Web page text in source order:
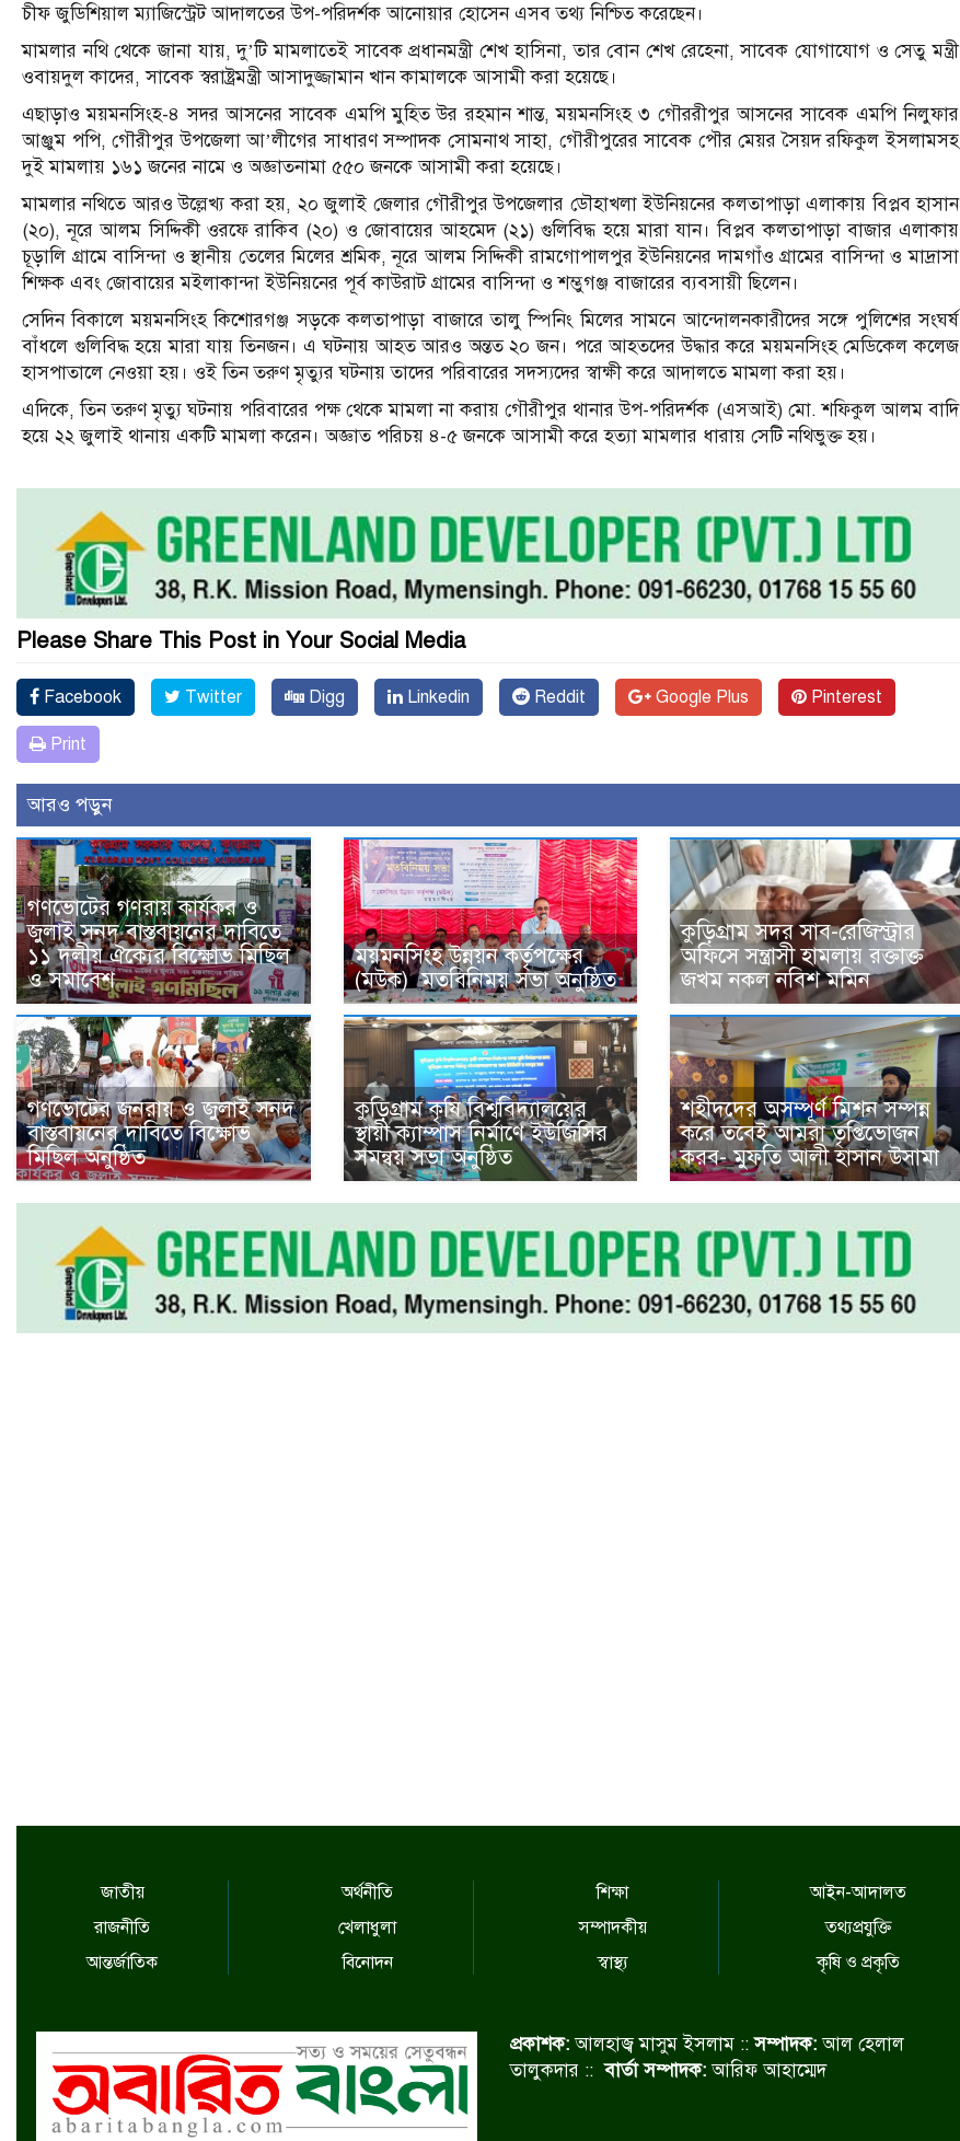
চীফ জুডিশিয়াল ম্যাজিস্ট্রেট আদালতের উপ-পরিদর্শক আনোয়ার হোসেন এসব তথ্য নিশ্চিত করেছেন।
মামলার নথি থেকে জানা যায়, দু’টি মামলাতেই সাবেক প্রধানমন্ত্রী শেখ হাসিনা, তার বোন শেখ রেহেনা, সাবেক যোগাযোগ ও সেতু মন্ত্রী
ওবায়দুল কাদের, সাবেক স্বরাষ্ট্রমন্ত্রী আসাদুজ্জামান খান কামালকে আসামী করা হয়েছে।
এছাড়াও ময়মনসিংহ-৪ সদর আসনের সাবেক এমপি মুহিত উর রহমান শান্ত, ময়মনসিংহ ৩ গৌররীপুর আসনের সাবেক এমপি নিলুফার
আঞ্জুম পপি, গৌরীপুর উপজেলা আ’লীগের সাধারণ সম্পাদক সোমনাথ সাহা, গৌরীপুরের সাবেক পৌর মেয়র সৈয়দ রফিকুল ইসলামসহ
দুই মামলায় ১৬১ জনের নামে ও অজ্ঞাতনামা ৫৫০ জনকে আসামী করা হয়েছে।
মামলার নথিতে আরও উল্লেখ্য করা হয়, ২০ জুলাই জেলার গৌরীপুর উপজেলার ডৌহাখলা ইউনিয়নের কলতাপাড়া এলাকায় বিপ্লব হাসান
(২০), নূরে আলম সিদ্দিকী ওরফে রাকিব (২০) ও জোবায়ের আহমেদ (২১) গুলিবিদ্ধ হয়ে মারা যান। বিপ্লব কলতাপাড়া বাজার এলাকায়
চূড়ালি গ্রামে বাসিন্দা ও স্থানীয় তেলের মিলের শ্রমিক, নূরে আলম সিদ্দিকী রামগোপালপুর ইউনিয়নের দামগাঁও গ্রামের বাসিন্দা ও মাদ্রাসা
শিক্ষক এবং জোবায়ের মইলাকান্দা ইউনিয়নের পূর্ব কাউরাট গ্রামের বাসিন্দা ও শম্ভুগঞ্জ বাজারের ব্যবসায়ী ছিলেন।
সেদিন বিকালে ময়মনসিংহ কিশোরগঞ্জ সড়কে কলতাপাড়া বাজারে তালু স্পিনিং মিলের সামনে আন্দোলনকারীদের সঙ্গে পুলিশের সংঘর্ষ
বাঁধলে গুলিবিদ্ধ হয়ে মারা যায় তিনজন। এ ঘটনায় আহত আরও অন্তত ২০ জন। পরে আহতদের উদ্ধার করে ময়মনসিংহ মেডিকেল কলেজ
হাসপাতালে নেওয়া হয়। ওই তিন তরুণ মৃত্যুর ঘটনায় তাদের পরিবারের সদস্যদের স্বাক্ষী করে আদালতে মামলা করা হয়।
এদিকে, তিন তরুণ মৃত্যু ঘটনায় পরিবারের পক্ষ থেকে মামলা না করায় গৌরীপুর থানার উপ-পরিদর্শক (এসআই) মো. শফিকুল আলম বাদি
হয়ে ২২ জুলাই থানায় একটি মামলা করেন। অজ্ঞাত পরিচয় ৪-৫ জনকে আসামী করে হত্যা মামলার ধারায় সেটি নথিভুক্ত হয়।
Please Share This Post in Your Social Media
Facebook Twitter Digg Linkedin Reddit Google Plus Pinterest
Print
আরও পড়ুন
গণভোটের গণরায় কার্যকর ও
জুলাই সনদ বাস্তবায়নের দাবিতে
১১ দলীয় ঐক্যের বিক্ষোভ মিছিল
ও সমাবেশ
ময়মনসিংহ উন্নয়ন কর্তৃপক্ষের
(মউক) মতবিনিময় সভা অনুষ্ঠিত
কুড়িগ্রাম সদর সাব-রেজিস্ট্রার
অফিসে সন্ত্রাসী হামলায় রক্তাক্ত
জখম নকল নবিশ মমিন
গণভোটের জনরায় ও জুলাই সনদ
বাস্তবায়নের দাবিতে বিক্ষোভ
মিছিল অনুষ্ঠিত
কুড়িগ্রাম কৃষি বিশ্ববিদ্যালয়ের
স্থায়ী ক্যাম্পাস নির্মাণে ইউজিসির
সমন্বয় সভা অনুষ্ঠিত
শহীদদের অসম্পূর্ণ মিশন সম্পন্ন
করে তবেই আমরা তৃপ্তিভোজন
করব- মুফতি আলী হাসান উসামা
জাতীয়
রাজনীতি
আন্তর্জাতিক
অর্থনীতি
খেলাধুলা
বিনোদন
শিক্ষা
সম্পাদকীয়
স্বাস্থ্য
আইন-আদালত
তথ্যপ্রযুক্তি
কৃষি ও প্রকৃতি
প্রকাশক:আলহাজ্ব মাসুম ইসলাম ::সম্পাদক:আল হেলাল
তালুকদার ::বার্তা সম্পাদক:আরিফ আহাম্মেদ